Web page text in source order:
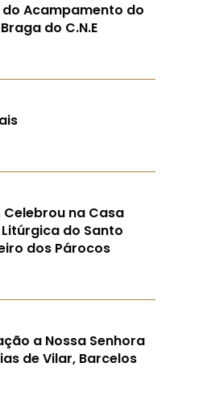
Acampamento do
do C.N.E
na Casa
do Santo
dos Párocos
a Nossa Senhora
de Vilar, Barcelos